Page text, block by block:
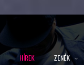
HÍREK ZENÉK